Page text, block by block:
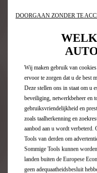
DE RUIME
DOORGAAN ZONDER TE
Wij maken gebruik van
ervoor te zorgen dat u de best
Deze stellen ons in staat om u
beveiliging, netwerkbeheer en
gebruiksvriendelijkheid en
zoals taalherkenning en
aanbod aan u wordt verbeterd.
Tools van derden om
Sommige Tools kunnen
landen buiten de Europese
geen adequaatheidsbesluit